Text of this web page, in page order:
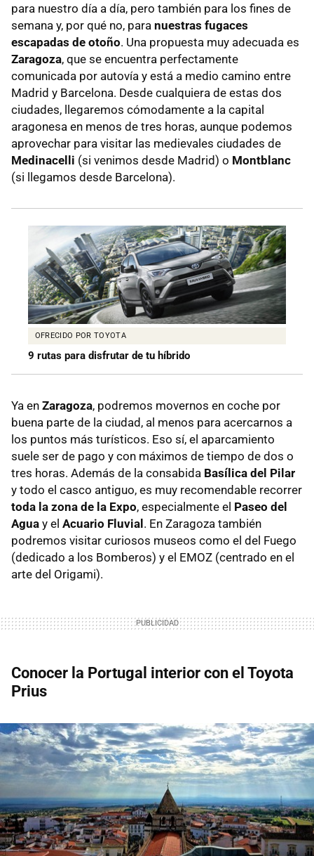
para nuestro día a día, pero también para los fines de
semana y, por qué no, para nuestras fugaces
escapadas de otoño. Una propuesta muy adecuada es
Zaragoza, que se encuentra perfectamente
comunicada por autovía y está a medio camino entre
Madrid y Barcelona. Desde cualquiera de estas dos
ciudades, llegaremos cómodamente a la capital
aragonesa en menos de tres horas, aunque podemos
aprovechar para visitar las medievales ciudades de
Medinacelli (si venimos desde Madrid) o Montblanc
(si llegamos desde Barcelona).
OFRECIDO POR TOYOTA
9 rutas para disfrutar de tu híbrido
Ya en Zaragoza, podremos movernos en coche por
buena parte de la ciudad, al menos para acercarnos a
los puntos más turísticos. Eso sí, el aparcamiento
suele ser de pago y con máximos de tiempo de dos o
tres horas. Además de la consabida Basílica del Pilar
y todo el casco antiguo, es muy recomendable recorrer
toda la zona de la Expo, especialmente el Paseo del
Agua y el Acuario Fluvial. En Zaragoza también
podremos visitar curiosos museos como el del Fuego
(dedicado a los Bomberos) y el EMOZ (centrado en el
arte del Origami).
Conocer la Portugal interior con el Toyota
Prius